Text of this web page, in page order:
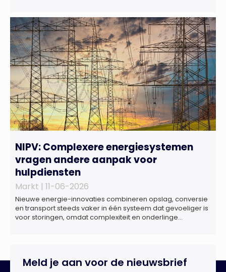
overnames verder uit. Naast M&A-advies kunnen
ondernemers, investeerders en dealteams vanaf nu ook
terecht voor ondersteuning op het gebied […]
NIPV: Complexere energiesystemen
vragen andere aanpak voor
hulpdiensten
Markt | 11-06-2026
Nieuwe energie-innovaties combineren opslag, conversie
en transport steeds vaker in één systeem dat gevoeliger is
voor storingen, omdat complexiteit en onderlinge
energiesysteem. Het betreft systemen waarbij elektriciteit
Meld je aan voor de nieuwsbrief